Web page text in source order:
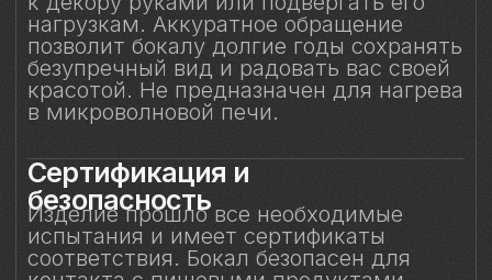
Особое внимание к
фарфоровому элементу
Фарфоровый цветок — результат
ручной работы, требующий
исключительно деликатного
обращения. Не прикасайтесь
и не подвергайте механическим
воздействиям. Бережное отношение
к изделию позволит на долгие годы
сохранить его красоту и изысканность,
позволяя шампанскому раскрываться
мягко и гармонично.